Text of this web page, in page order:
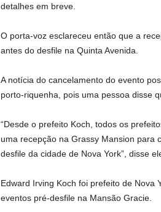
detalhes em breve.
O porta-voz esclareceu então que a
antes do desfile na Quinta Avenida.
A notícia do cancelamento do evento
porto-riquenha, pois uma pessoa disse
“Desde o prefeito Koch, todos os
uma recepção na Grassy Mansion para
desfile da cidade de Nova York”, disse
Edward Irving Koch foi prefeito de Nova
eventos pré-desfile na Mansão Gracie.